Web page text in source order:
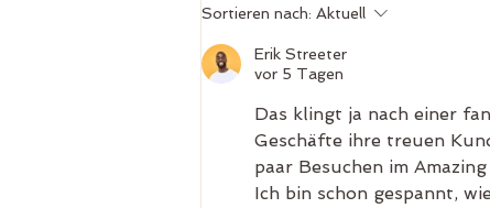
Mehr Energie durch Thai-
Energieflusses entlang der Sen-
Linien
Sortieren nach: Aktuell
Erik Streeter
vor 5 Tagen
Das klingt ja nach einer
Geschäfte ihre treuen
paar Besuchen im
Ich bin schon gespannt,